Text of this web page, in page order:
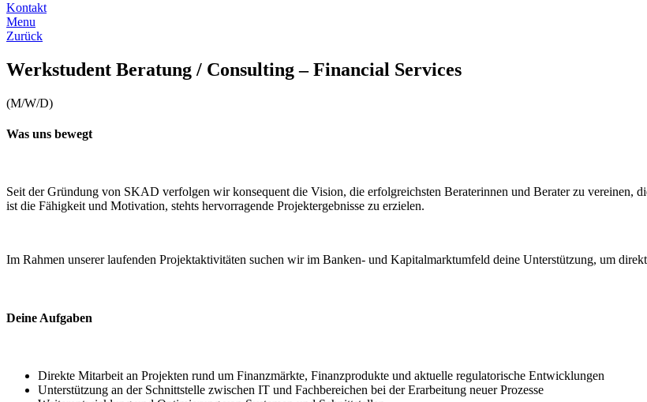
Kontakt
Menu
Zurück
Werkstudent Beratung / Consulting – Financial Services
(M/W/D)
Was uns bewegt
Seit der Gründung von SKAD verfolgen wir konsequent die Vision, die erfolgreichsten Beraterinnen und Berater zu vereinen,
ist die Fähigkeit und Motivation, stehts hervorragende Projektergebnisse zu erzielen.
Im Rahmen unserer laufenden Projektaktivitäten suchen wir im Banken- und Kapitalmarktumfeld deine Unterstützung, um
Deine Aufgaben
Direkte Mitarbeit an Projekten rund um Finanzmärkte, Finanzprodukte und aktuelle regulatorische Entwicklungen
Unterstützung an der Schnittstelle zwischen IT und Fachbereichen bei der Erarbeitung neuer Prozesse